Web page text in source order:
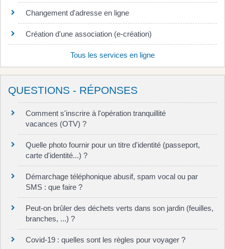
Changement d'adresse en ligne
Création d'une association (e-création)
Tous les services en ligne
QUESTIONS - RÉPONSES
Comment s'inscrire à l'opération tranquillité
vacances (OTV) ?
Quelle photo fournir pour un titre d'identité (passeport,
carte d'identité...) ?
Démarchage téléphonique abusif, spam vocal ou par
SMS : que faire ?
Peut-on brûler des déchets verts dans son jardin (feuilles,
branches, ...) ?
Covid-19 : quelles sont les règles pour voyager ?